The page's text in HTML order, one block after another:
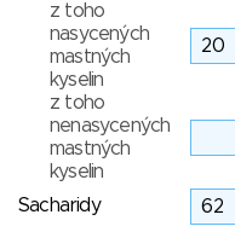
z toho
nasycených
mastných
kyselin
z toho
nenasycených
mastných
kyselin
Sacharidy